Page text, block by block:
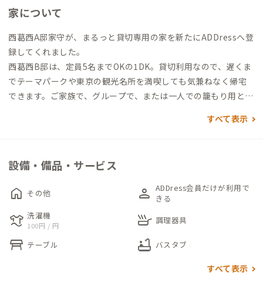
家について
西葛西A邸家守が、まるっと貸切専用の家を新たにADDressへ登
録してくれました。
西葛西B邸は、定員5名までOKの1DK。貸切利用なので、遅くま
でテーマパークや東京の観光名所を満喫しても気兼ねなく帰宅
できます。ご家族で、グループで、または一人での籠もり用とし
クトでもOK。自炊派、外食派、いずれの方も楽しめるロケーシ
寝室として利用できる個室にはダブルベッドと同伴者用の和布
団をご用意、専用バルコニーがあり、明るい自然光が入ります。
バルコニーはお仕事の合間のリフレッシュや洗濯物干しにも利
ンドリーで洗濯物を一気に片付けてしまうのもおすすめです。
すべて表示
設備・備品・サービス
home その他 person ADDress会員だけが利用で
きる
laundry 洗濯機
100円 / 円 skillet 調理器具
table_restaurant テーブル bathtub バスタブ
すべて表示